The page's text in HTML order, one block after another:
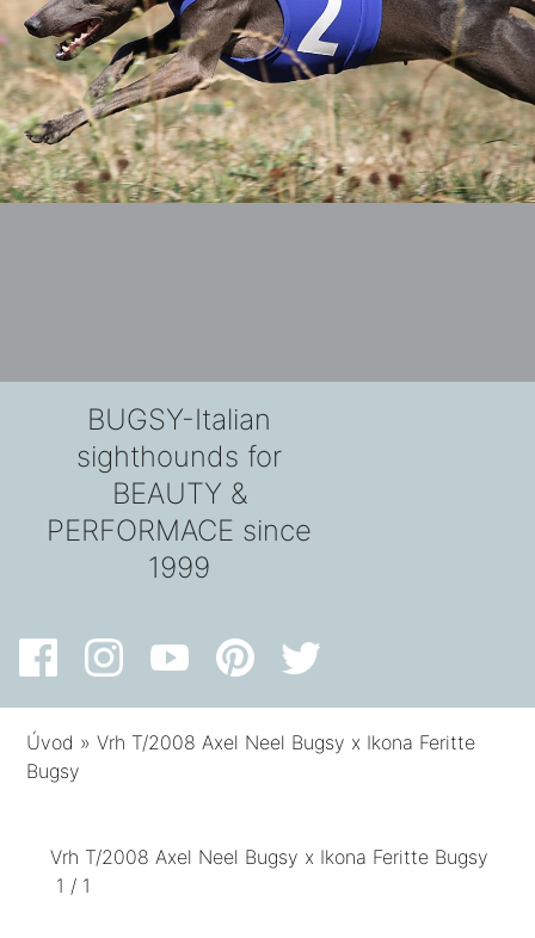
BUGSY-Italian
sighthounds for
BEAUTY &
PERFORMACE since
1999
Úvod »Vrh T/2008 Axel Neel Bugsy x Ikona Feritte
Bugsy
Vrh T/2008 Axel Neel Bugsy x Ikona Feritte Bugsy
1 / 1